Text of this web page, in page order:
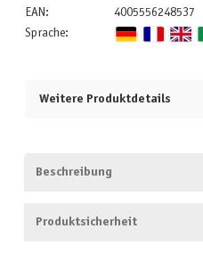
EAN:
4005556248537
Sprache:
Weitere Produktdetails
Beschreibung
Produktsicherheit